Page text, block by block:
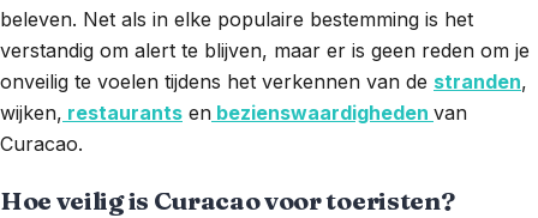
beleven. Net als in elke populaire bestemming is het
verstandig om alert te blijven, maar er is geen reden om je
onveilig te voelen tijdens het verkennen van de stranden,
wijken, restaurants en bezienswaardigheden van
Curacao.
Hoe veilig is Curacao voor toeristen?